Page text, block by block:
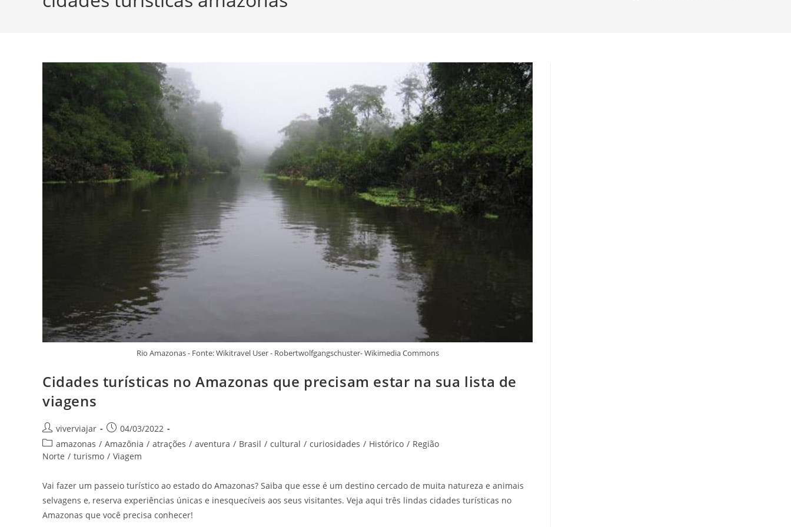
Rio Amazonas - Fonte: Wikitravel User - Robertwolfgangschuster- Wikimedia Commons
Cidades turísticas no Amazonas que precisam estar na sua lista de
viagens
Autor
do
post:
viverviajar
Post
publicado:
04/03/2022
Categoria
do
amazonas / Amazônia / atrações / aventura / Brasil / cultural / curiosidades / Histórico / Região
Norte / turismo / Viagem
Vai fazer um passeio turístico ao estado do Amazonas? Saiba que esse é um destino cercado de muita natureza e animais
selvagens e, reserva experiências únicas e inesquecíveis aos seus visitantes. Veja aqui três lindas cidades turísticas no
Amazonas que você precisa conhecer!